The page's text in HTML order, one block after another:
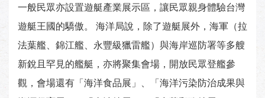
一般民眾亦設置遊艇產業展示區，讓民眾親身體驗台灣
遊艇王國的驕傲。 海洋局說，除了遊艇展外，海軍（拉
法葉艦、錦江艦、永豐級獵雷艦）與海岸巡防署等多艘
新銳且罕見的艦艇，亦將聚集會場，開放民眾登艦參
觀，會場還有「海洋食品展」、「海洋污染防治成果與